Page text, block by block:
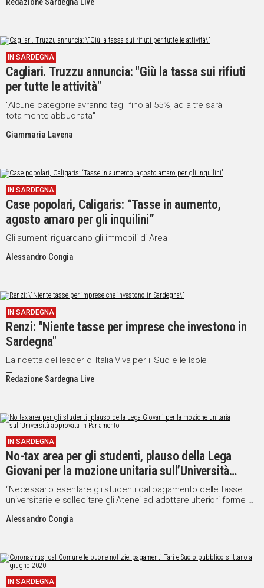
Redazione Sardegna Live
IN SARDEGNA
Cagliari. Truzzu annuncia: "Giù la tassa sui rifiuti
per tutte le attività"
"Alcune categorie avranno tagli fino al 55%, ad altre sarà
totalmente abbuonata"
Giammaria Lavena
IN SARDEGNA
Case popolari, Caligaris: “Tasse in aumento,
agosto amaro per gli inquilini”
Gli aumenti riguardano gli immobili di Area
Alessandro Congia
IN SARDEGNA
Renzi: "Niente tasse per imprese che investono in
Sardegna"
La ricetta del leader di Italia Viva per il Sud e le Isole
Redazione Sardegna Live
IN SARDEGNA
No-tax area per gli studenti, plauso della Lega
Giovani per la mozione unitaria sull’Università
approvata in Parlamento
“Necessario esentare gli studenti dal pagamento delle tasse
universitarie e sollecitare gli Atenei ad adottare ulteriori forme di
sospensione e dilazione”
Alessandro Congia
IN SARDEGNA